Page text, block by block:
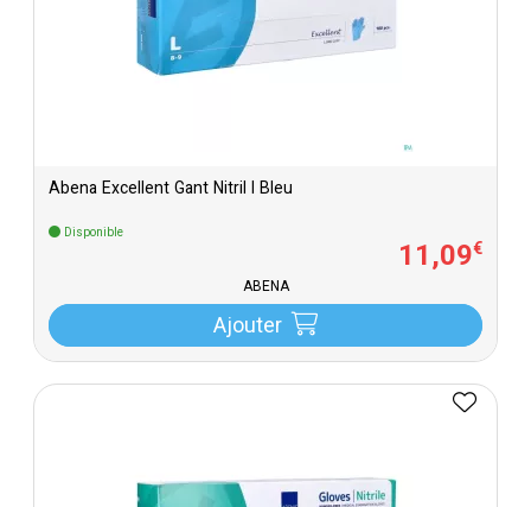
Abena Excellent Gant Nitril l Bleu
Disponible
11,09€
ABENA
Ajouter